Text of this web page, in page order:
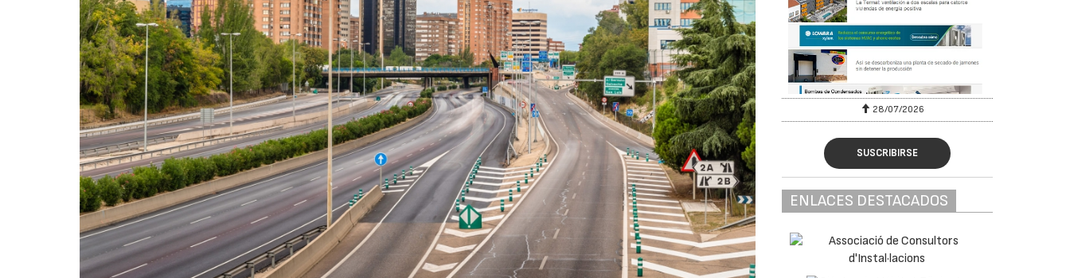
28/07/2026 30/07/2026 28/07/2026
SUSCRIBIRSE
ENLACES DESTACADOS